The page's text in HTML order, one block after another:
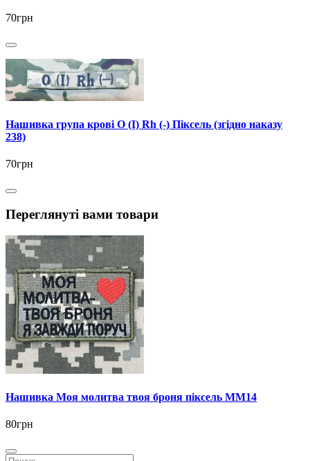
70грн
Нашивка група крові О (I) Rh (-) Піксель (згідно наказу
238)
70грн
Переглянуті вами товари
Нашивка Моя молитва твоя броня піксель ММ14
80грн